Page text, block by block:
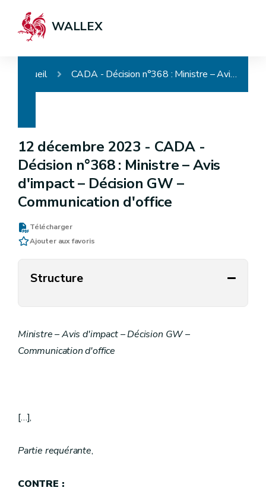
WALLEX
Accueil CADA - Décision n°368 : Ministre – Avis d'impact – Décision GW – Communication d'office
12 décembre 2023 - CADA -
Décision n°368 : Ministre – Avis
d'impact – Décision GW –
Communication d'office
Télécharger
Ajouter aux favoris
Structure
Ministre – Avis d'impact – Décision GW –
Communication d'office
[…],
Partie requérante,
CONTRE :